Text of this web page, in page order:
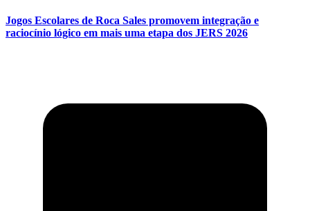
Jogos Escolares de Roca Sales promovem integração e
raciocínio lógico em mais uma etapa dos JERS 2026